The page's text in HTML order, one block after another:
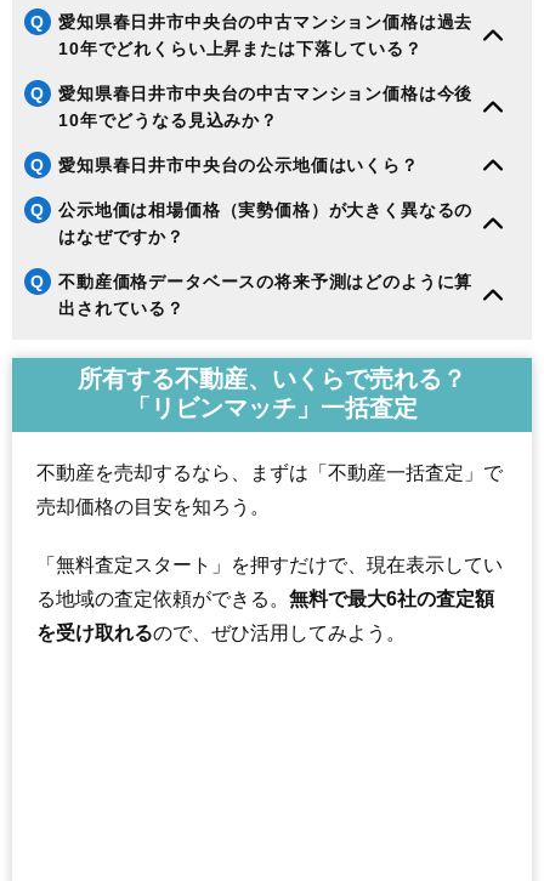
Q
愛知県春日井市中央台の中古マンション価格は過去
10年でどれくらい上昇または下落している？
Q
愛知県春日井市中央台の中古マンション価格は今後
10年でどうなる見込みか？
Q 愛知県春日井市中央台の公示地価はいくら？
Q
公示地価は相場価格（実勢価格）が大きく異なるの
はなぜですか？
Q
不動産価格データベースの将来予測はどのように算
出されている？
所有する不動産、いくらで売れる？
「リビンマッチ」一括査定
不動産を売却するなら、まずは「不動産一括査定」で
売却価格の目安を知ろう。
「無料査定スタート」を押すだけで、現在表示してい
る地域の査定依頼ができる。 無料で最大6社の査定額
を受け取れるので、ぜひ活用してみよう。